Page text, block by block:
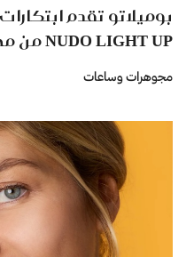
بوميلاتو تقدم
NUDO LIGHT UP من مجوهرات الصيف
مجوهرات وساعات